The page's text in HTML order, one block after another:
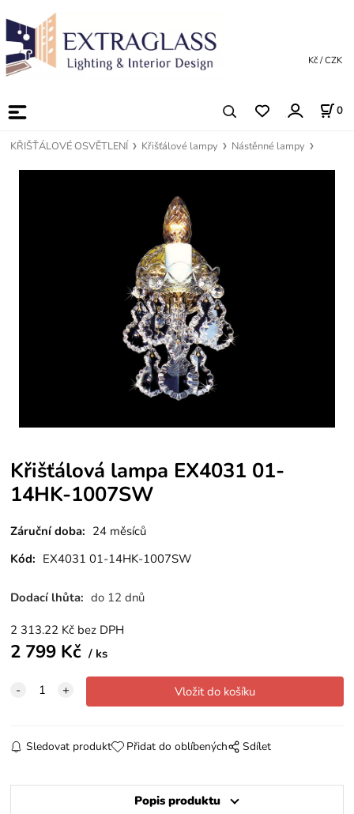
0
Kč / CZK
KŘIŠŤÁLOVÉ OSVĚTLENÍ Křišťálové lampy Nástěnné lampy
Křišťálová lampa EX4031 01-
14HK-1007SW
Záruční doba: 24 měsíců
Kód: EX4031 01-14HK-1007SW
Dodací lhůta: do 12 dnů
2 313.22 Kč bez DPH
2 799 Kč ks
Sledovat produkt Přidat do oblíbených Sdílet
Popis produktu